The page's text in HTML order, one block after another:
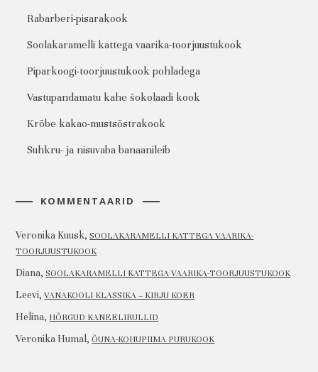
Rabarberi-pisarakook
Soolakaramelli kattega vaarika-toorjuustukook
Piparkoogi-toorjuustukook pohladega
Vastupandamatu kahe šokolaadi kook
Krõbe kakao-mustsõstrakook
Suhkru- ja nisuvaba banaanileib
KOMMENTAARID
Veronika Kuusk,SOOLAKARAMELLI KATTEGA VAARIKA-
TOORJUUSTUKOOK
Diana,SOOLAKARAMELLI KATTEGA VAARIKA-TOORJUUSTUKOOK
Leevi,VANAKOOLI KLASSIKA – KIRJU KOER
Helina, HÕRGUD KANEELIRULLID
Veronika Humal, ÕUNA-KOHUPIIMA PURUKOOK